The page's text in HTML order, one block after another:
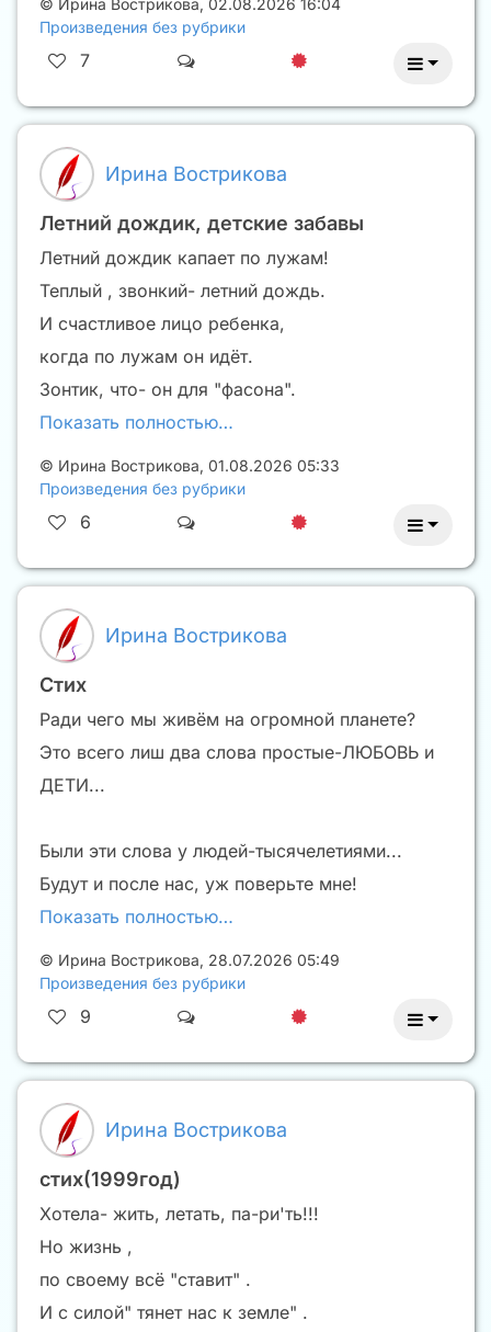
Произведения без рубрики
7
Ирина Вострикова
Летний дождик, детские забавы
Летний дождик капает по лужам!
Теплый , звонкий- летний дождь.
И счастливое лицо ребенка,
когда по лужам он идёт.
Зонтик, что- он для "фасона".
Показать полностью…
© Ирина Вострикова, 01.08.2026 05:33
Произведения без рубрики
6
Ирина Вострикова
Стих
Ради чего мы живём на огромной планете?
Это всего лиш два слова простые-ЛЮБОВЬ и
ДЕТИ...
Были эти слова у людей-тысячелетиями...
Будут и после нас, уж поверьте мне!
Показать полностью…
© Ирина Вострикова, 28.07.2026 05:49
Произведения без рубрики
9
Ирина Вострикова
стих(1999год)
Хотела- жить, летать, па-ри'ть!!!
Но жизнь ,
по своему всё "ставит" .
И с силой" тянет нас к земле" .